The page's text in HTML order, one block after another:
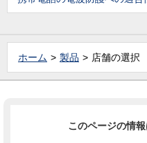
ホーム 製品 店舗の選択
このページの情